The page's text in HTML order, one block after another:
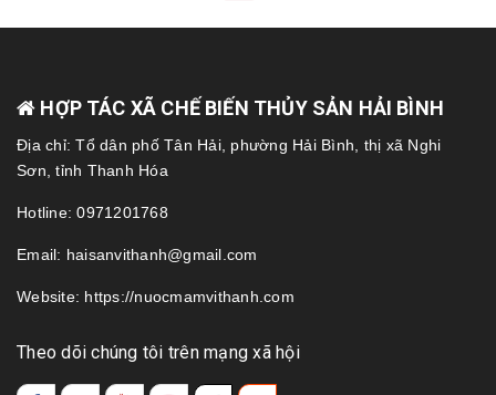
HỢP TÁC XÃ CHẾ BIẾN THỦY SẢN HẢI BÌNH
Địa chỉ: Tổ dân phố Tân Hải, phường Hải Bình, thị xã Nghi
Sơn, tỉnh Thanh Hóa
Hotline: 0971201768
Email: haisanvithanh@gmail.com
Website: https://nuocmamvithanh.com
Theo dõi chúng tôi trên mạng xã hội